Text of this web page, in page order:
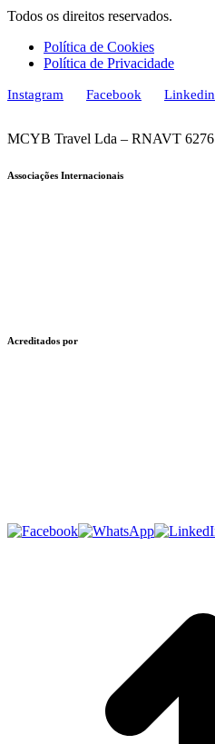
Todos os direitos reservados.
Política de Cookies
Política de Privacidade
Instagram Facebook Linkedin
MCYB Travel Lda – RNAVT 6276
Associações Internacionais
Acreditados por